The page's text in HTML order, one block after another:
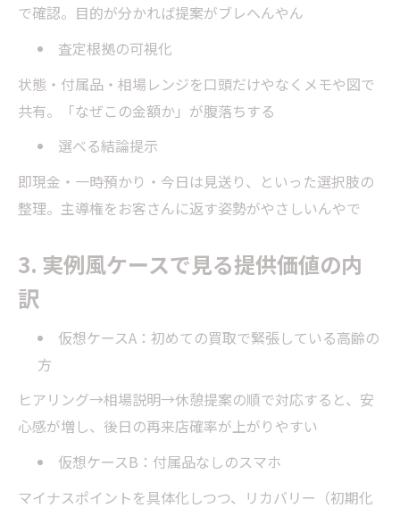
で確認。目的が分かれば提案がブレへんやん
査定根拠の可視化
状態・付属品・相場レンジを口頭だけやなくメモや図で
共有。「なぜこの金額か」が腹落ちする
選べる結論提示
即現金・一時預かり・今日は見送り、といった選択肢の
整理。主導権をお客さんに返す姿勢がやさしいんやで
3. 実例風ケースで見る提供価値の内
訳
仮想ケースA：初めての買取で緊張している高齢の
方
ヒアリング→相場説明→休憩提案の順で対応すると、安
心感が増し、後日の再来店確率が上がりやすい
仮想ケースB：付属品なしのスマホ
マイナスポイントを具体化しつつ、リカバリー（初期化